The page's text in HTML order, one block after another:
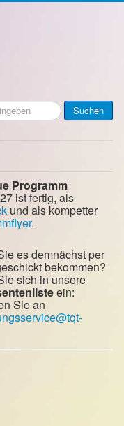
Suchen
Programm
ist fertig, als
und als kompetter
.
es demnächst per
bekommen?
sich in unsere
ein:
Sie an